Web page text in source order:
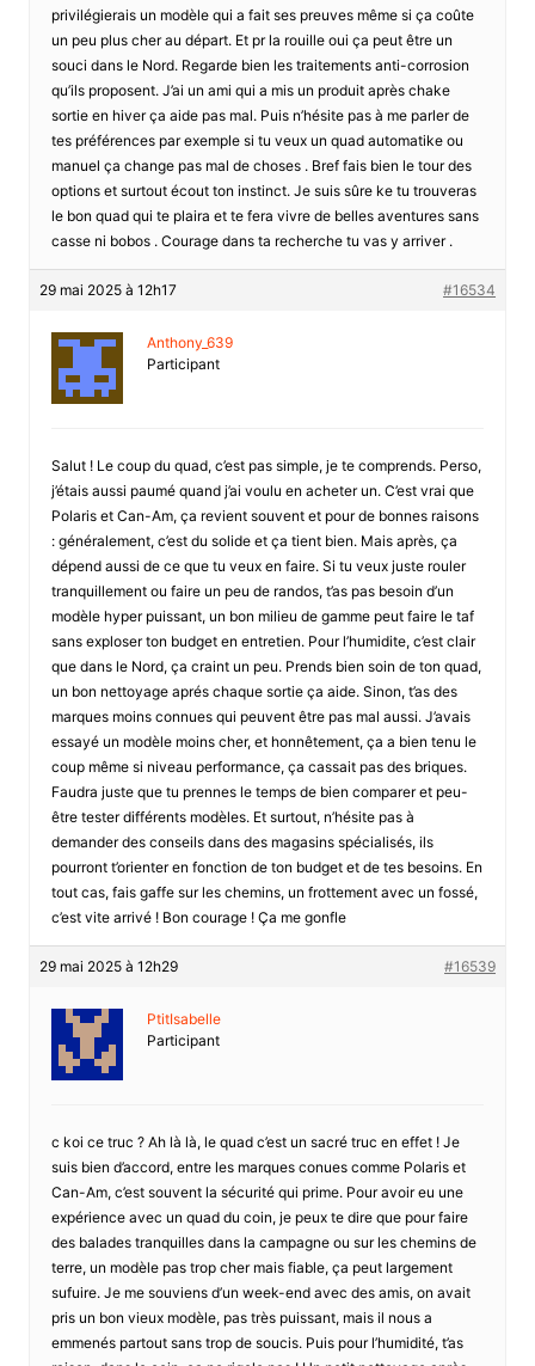
privilégierais un modèle qui a fait ses preuves même si ça coûte
un peu plus cher au départ. Et pr la rouille oui ça peut être un
souci dans le Nord. Regarde bien les traitements anti-corrosion
qu’ils proposent. J’ai un ami qui a mis un produit après chake
sortie en hiver ça aide pas mal. Puis n’hésite pas à me parler de
tes préférences par exemple si tu veux un quad automatike ou
manuel ça change pas mal de choses . Bref fais bien le tour des
options et surtout écout ton instinct. Je suis sûre ke tu trouveras
le bon quad qui te plaira et te fera vivre de belles aventures sans
casse ni bobos . Courage dans ta recherche tu vas y arriver .
29 mai 2025 à 12h17 #16534
Anthony_639
Participant
Salut ! Le coup du quad, c’est pas simple, je te comprends. Perso,
j’étais aussi paumé quand j’ai voulu en acheter un. C’est vrai que
Polaris et Can-Am, ça revient souvent et pour de bonnes raisons
: généralement, c’est du solide et ça tient bien. Mais après, ça
dépend aussi de ce que tu veux en faire. Si tu veux juste rouler
tranquillement ou faire un peu de randos, t’as pas besoin d’un
modèle hyper puissant, un bon milieu de gamme peut faire le taf
sans exploser ton budget en entretien. Pour l’humidite, c’est clair
que dans le Nord, ça craint un peu. Prends bien soin de ton quad,
un bon nettoyage aprés chaque sortie ça aide. Sinon, t’as des
marques moins connues qui peuvent être pas mal aussi. J’avais
essayé un modèle moins cher, et honnêtement, ça a bien tenu le
coup même si niveau performance, ça cassait pas des briques.
Faudra juste que tu prennes le temps de bien comparer et peu-
être tester différents modèles. Et surtout, n’hésite pas à
demander des conseils dans des magasins spécialisés, ils
pourront t’orienter en fonction de ton budget et de tes besoins. En
tout cas, fais gaffe sur les chemins, un frottement avec un fossé,
c’est vite arrivé ! Bon courage ! Ça me gonfle
29 mai 2025 à 12h29 #16539
PtitIsabelle
Participant
c koi ce truc ? Ah là là, le quad c’est un sacré truc en effet ! Je
suis bien d’accord, entre les marques conues comme Polaris et
Can-Am, c’est souvent la sécurité qui prime. Pour avoir eu une
expérience avec un quad du coin, je peux te dire que pour faire
des balades tranquilles dans la campagne ou sur les chemins de
terre, un modèle pas trop cher mais fiable, ça peut largement
sufuire. Je me souviens d’un week-end avec des amis, on avait
pris un bon vieux modèle, pas très puissant, mais il nous a
emmenés partout sans trop de soucis. Puis pour l’humidité, t’as